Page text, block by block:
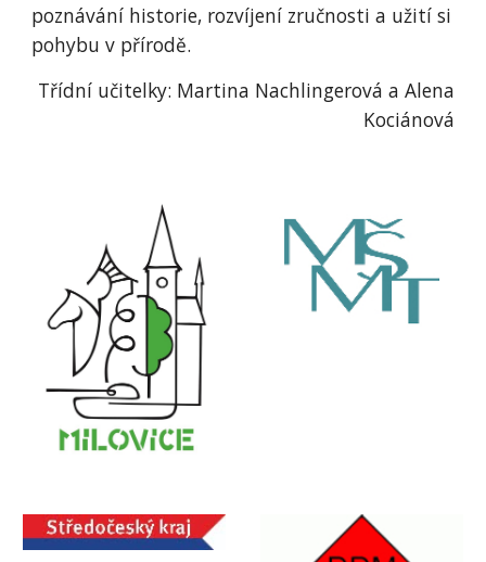
poznávání historie, rozvíjení zručnosti a užití si
pohybu v přírodě.
Třídní učitelky: Martina Nachlingerová a Alena
Kociánová